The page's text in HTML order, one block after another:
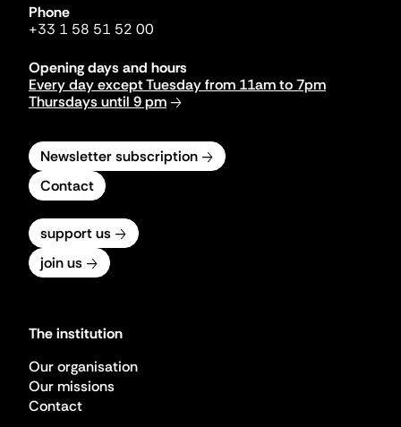
Phone
+33 1 58 51 52 00
Opening days and hours
Every day except Tuesday from 11am to 7pm
Thursdays until 9 pm
Newsletter subscription
Contact
support us
join us
The institution
Our organisation
Our missions
Contact